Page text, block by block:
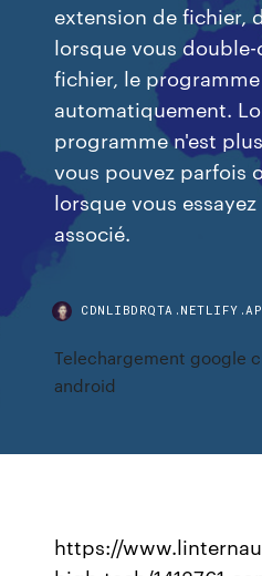
extension de fichier,
lorsque vous
fichier, le
automatiquement.
programme n'est
vous pouvez parfois
lorsque vous
associé.
Telechargement google
android
https://